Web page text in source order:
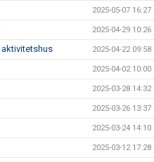
2025-05-07 16:27
2025-04-29 10:26
aktivitetshus 2025-04-22 09:58
2025-04-02 10:00
2025-03-28 14:32
2025-03-26 13:37
2025-03-24 14:10
2025-03-12 17:28